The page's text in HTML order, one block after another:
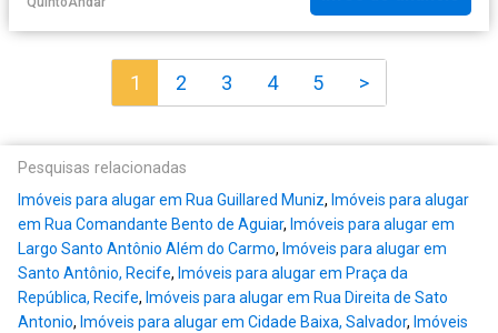
1 2 3 4 5 >
Pesquisas relacionadas
Imóveis para alugar em Rua Guillared Muniz, Imóveis para alugar
em Rua Comandante Bento de Aguiar, Imóveis para alugar em
Largo Santo Antônio Além do Carmo, Imóveis para alugar em
Santo Antônio, Recife, Imóveis para alugar em Praça da
República, Recife, Imóveis para alugar em Rua Direita de Sato
Antonio, Imóveis para alugar em Cidade Baixa, Salvador, Imóveis